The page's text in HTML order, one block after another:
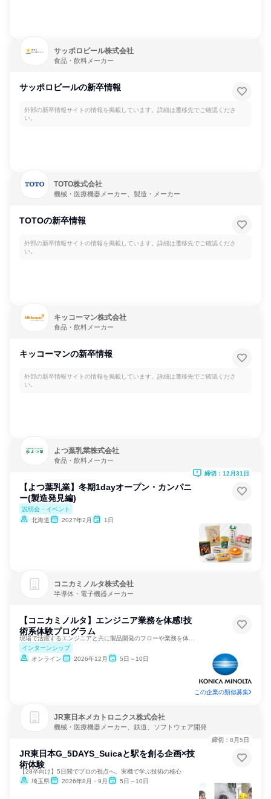
サッポロビール株式会社
食品・飲料メーカー
サッポロビールの新卒情報
外部の新卒情報サイトの情報を掲載しています。詳細は遷移先でご確認くださ
い。
TOTO株式会社
機械・医療機器メーカー、製造・メーカー
TOTOの新卒情報
外部の新卒情報サイトの情報を掲載しています。詳細は遷移先でご確認くださ
い。
キッコーマン株式会社
食品・飲料メーカー
キッコーマンの新卒情報
外部の新卒情報サイトの情報を掲載しています。詳細は遷移先でご確認くださ
い。
よつ葉乳業株式会社
食品・飲料メーカー
【よつ葉乳業】冬期1dayオープン・カンパニ
ー(製造発見編)
説明会・イベント
北海道
2027年2月 1日
締切：12月31日
コニカミノルタ株式会社
半導体・電子機器メーカー
【コニカミノルタ】エンジニア業務を体感!技
術系体験プログラム
インターンシップ
オンライン
2026年12月 5日～10日
この企業の類似募集
JR東日本メカトロニクス株式会社
機械・医療機器メーカー、鉄道、ソフトウェア開発
JR東日本G_5DAYS_Suicaと駅を創る企画×技
術体験
【28卒向け】5日間でプロの視点へ。実機で学ぶ技術の核心
埼玉県
2026年8月・9月 5日～10日
締切：8月5日